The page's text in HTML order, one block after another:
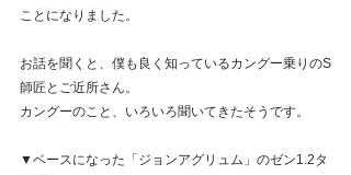
ことになりました。
お話を聞くと、僕も良く知っているカングー乗りのS
師匠とご近所さん。
カングーのこと、いろいろ聞いてきたそうです。
▼ベースになった「ジョンアグリュム」のゼン1.2タ